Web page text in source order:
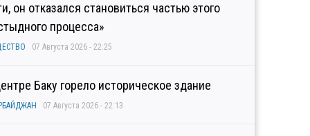
он отказался становиться частью этого
процесса»
07 Августа 2026 - 22:25
Баку горело историческое здание
07 Августа 2026 - 22:13